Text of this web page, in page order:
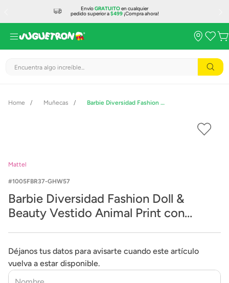
EnvíoGRATUITOen cualquier
pedido superior a$499¡Compra ahora!
Encuentra algo increíble...
Muñecas Barbie Diversidad Fashion Doll & Beauty Vestido Animal Print con Cangurera
Mattel
1005FBR37-GHW57
Barbie Diversidad Fashion Doll &
Beauty Vestido Animal Print con
Déjanos tus datos para avisarte cuando este artículo
vuelva a estar disponible.